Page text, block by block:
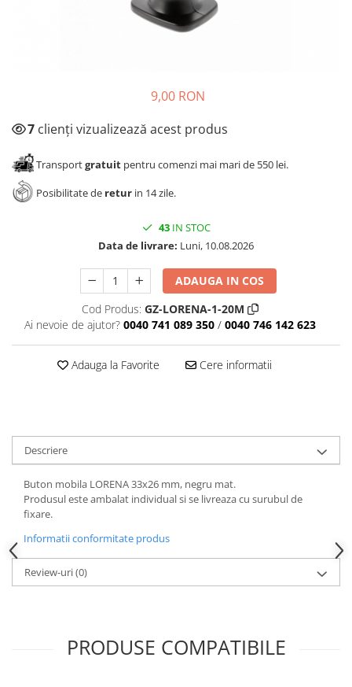
Solutii de curatat & adezivi
Alte scule & unelte
9,00 RON
7 clienți vizualizează acest produs
Transportgratuit pentru comenzi mai mari de 550 lei.
Posibilitate de retur in 14 zile.
43IN STOC
Data de livrare: Luni, 10.08.2026
ADAUGA IN COS
Cod Produs: GZ-LORENA-1-20M
Ai nevoie de ajutor? 0040 741 089 350 / 0040 746 142 623
Adauga la Favorite Cere informatii
Descriere
Buton mobila LORENA 33x26 mm, negru mat.
Produsul este ambalat individual si se livreaza cu surubul de
fixare.
Informatii conformitate produs
Review-uri(0)
PRODUSE COMPATIBILE